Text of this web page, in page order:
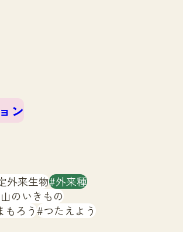
ン
外来生物 外来種
山のいきもの
もろう つたえよう